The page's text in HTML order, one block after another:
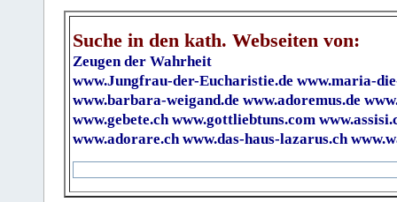
Suche in den kath. Webseiten von:
Zeugen der Wahrheit
www.Jungfrau-der-Eucharistie.de www.maria-
www.barbara-weigand.de www.adoremus.de
www.gebete.ch www.gottliebtuns.com
www.adorare.ch www.das-haus-lazarus.ch